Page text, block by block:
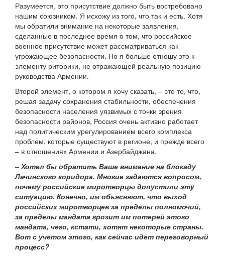
Разумеется, это присутствие должно быть востребовано
нашим союзником. Я исхожу из того, что так и есть. Хотя
мы обратили внимание на некоторые заявления,
сделанные в последнее время о том, что российское
военное присутствие может рассматриваться как
угрожающее безопасности. Но я больше отношу это к
элементу риторики, не отражающей реальную позицию
руководства Армении.
Второй элемент, о котором я хочу сказать, – это то, что,
решая задачу сохранения стабильности, обеспечения
безопасности населения уязвимых с точки зрения
безопасности районов, Россия очень активно работает
над политическим урегулированием всего комплекса
проблем, которые существуют в регионе, и прежде всего
– в отношениях Армении и Азербайджана.
– Хотел бы обратить Ваше внимание на блокаду
Лачинского коридора. Многие задаются вопросом,
почему российские миротворцы допустили эту
ситуацию. Конечно, им объясняют, что выход
российских миротворцев за пределы полномочий,
за пределы мандата грозит им потерей этого
мандата, чего, кстати, хотят некоторые страны.
Вот с учетом этого, как сейчас идет переговорный
процесс?